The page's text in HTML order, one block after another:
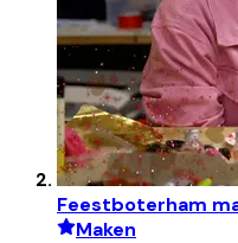
Feestboterham
Maken